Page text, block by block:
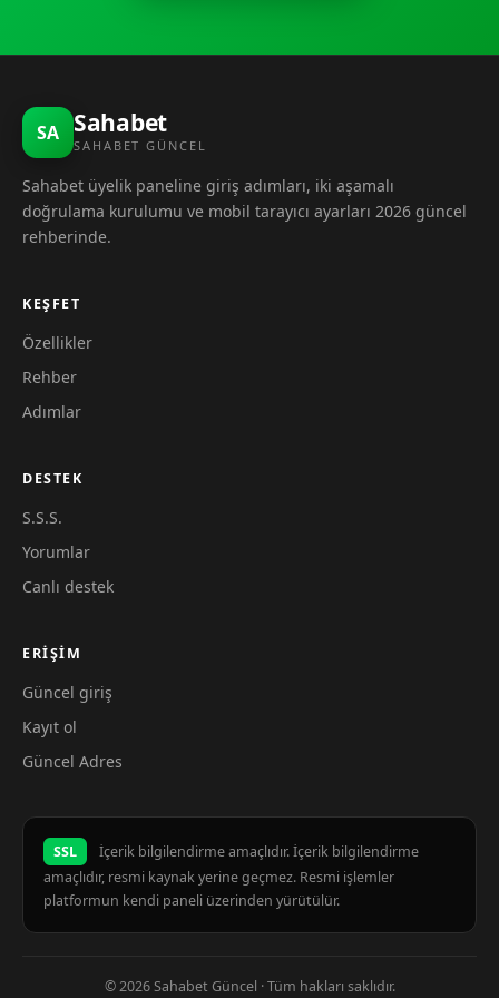
SA Sahabet
SAHABET GÜNCEL
Sahabet üyelik paneline giriş adımları, iki aşamalı
doğrulama kurulumu ve mobil tarayıcı ayarları 2026 güncel
rehberinde.
KEŞFET
Özellikler
Rehber
Adımlar
DESTEK
S.S.S.
Yorumlar
Canlı destek
ERIŞIM
Güncel giriş
Kayıt ol
Güncel Adres
SSL
İçerik bilgilendirme amaçlıdır. İçerik bilgilendirme
amaçlıdır, resmi kaynak yerine geçmez. Resmi işlemler
platformun kendi paneli üzerinden yürütülür.
© 2026 Sahabet Güncel · Tüm hakları saklıdır.